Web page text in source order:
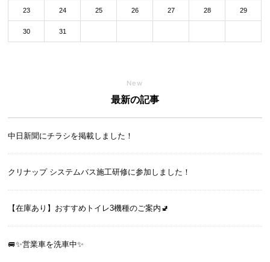
23 24 25 26 27 28 29
30 31
New
最新の記事
中日新聞にチラシを掲載しました！
クリナップ システムバス施工研修に参加しました！
【在庫あり】おすすめトイレ3機種のご案内🚽
🚐✨営業車を洗車中✨